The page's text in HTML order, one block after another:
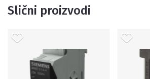
Slični proizvodi